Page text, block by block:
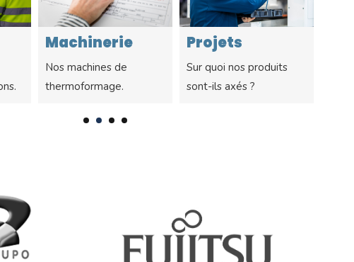
Projets
Sur quoi nos produits
sont-ils axés ?
Processus
Notre processus de
fabrication.